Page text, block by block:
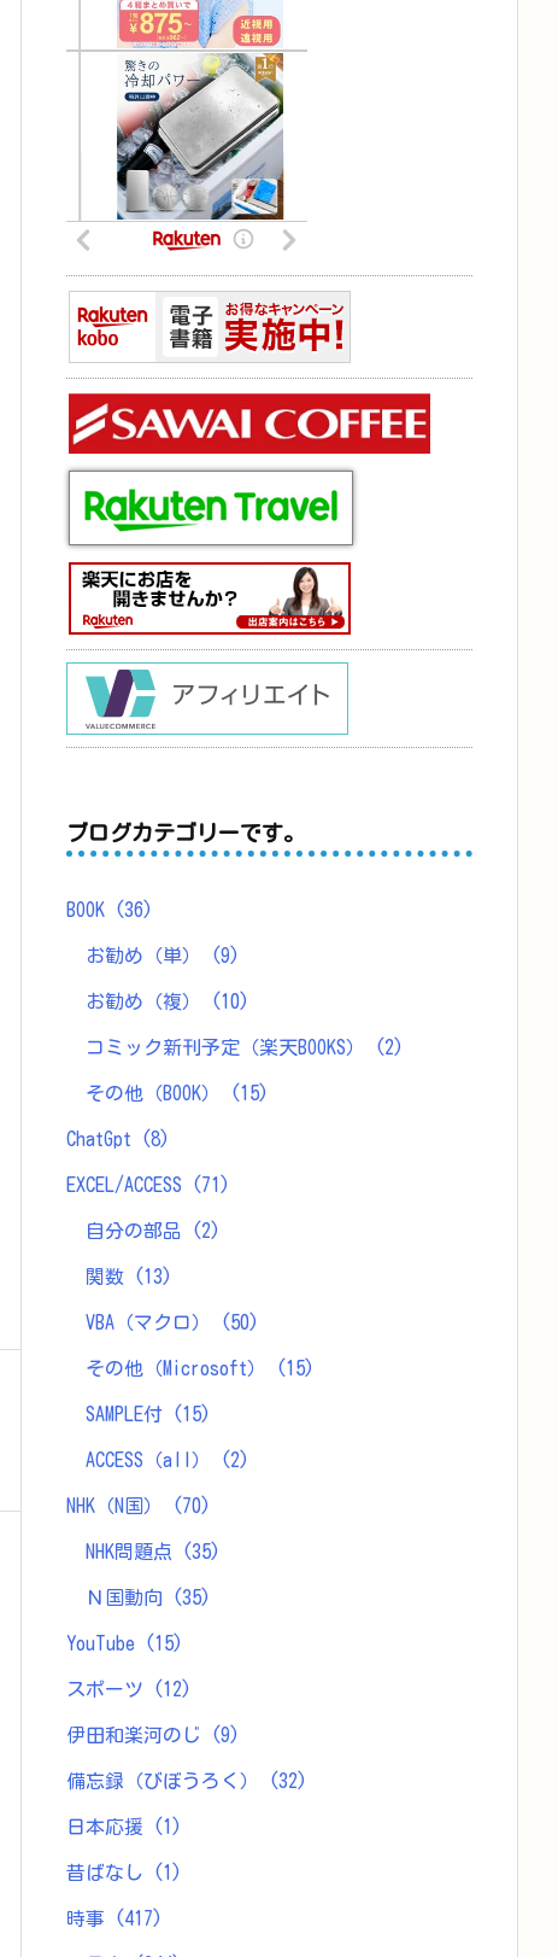
ブログカテゴリーです。
BOOK (36)
お勧め（単） (9)
お勧め（複） (10)
コミック新刊予定（楽天BOOKS） (2)
その他（BOOK） (15)
ChatGpt (8)
EXCEL/ACCESS (71)
自分の部品 (2)
関数 (13)
VBA（マクロ） (50)
その他（Microsoft） (15)
SAMPLE付 (15)
ACCESS（all） (2)
NHK（N国） (70)
NHK問題点 (35)
Ｎ国動向 (35)
YouTube (15)
スポーツ (12)
伊田和楽河のじ (9)
備忘録（びぼうろく） (32)
日本応援 (1)
昔ばなし (1)
時事 (417)